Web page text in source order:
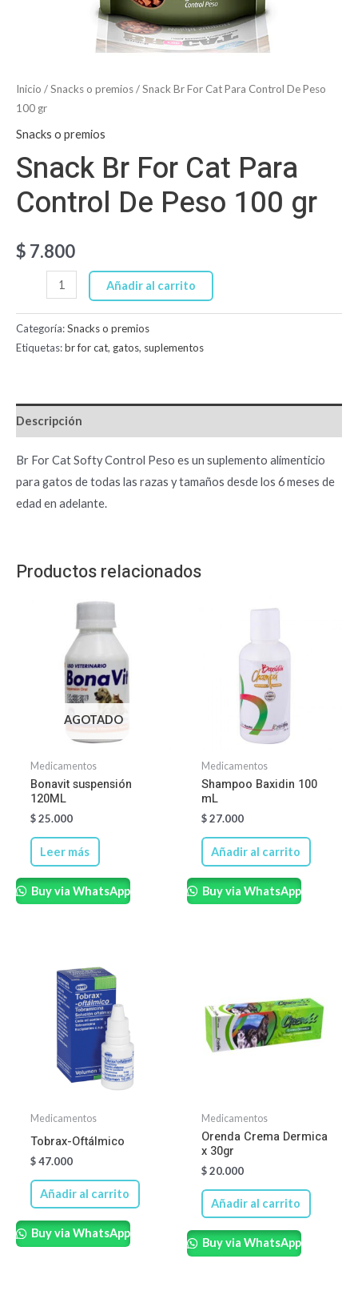
Inicio /Snacks o premios/ Snack Br For Cat Para Control De Peso
100 gr
Snacks o premios
Snack Br For Cat Para
Control De Peso 100 gr
$ 7.800
Añadir al carrito
Categoría:Snacks o premios
Etiquetas:br for cat, gatos, suplementos
Descripción
Br For Cat Softy Control Peso es un suplemento alimenticio
para gatos de todas las razas y tamaños desde los 6 meses de
edad en adelante.
Productos relacionados
AGOTADO
Medicamentos
Bonavit suspensión
120ML
$25.000
Leer más
Buy via WhatsApp
Medicamentos
Shampoo Baxidin 100
mL
$27.000
Añadir al carrito
Buy via WhatsApp
Medicamentos
Tobrax-Oftálmico
$47.000
Añadir al carrito
Buy via WhatsApp
Medicamentos
Orenda Crema Dermica
x 30gr
$20.000
Añadir al carrito
Buy via WhatsApp